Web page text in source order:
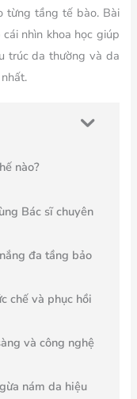
từng tầng tế bào. Bài
nhìn khoa học giúp
trúc da thường và da
nào?
Bác sĩ chuyên
đa tầng bảo
chế và phục hồi
và công nghệ
nám da hiệu